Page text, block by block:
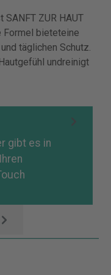
ZUR HAUT
Formel bieteteine
täglichen Schutz.
undreinigt
gibt es in